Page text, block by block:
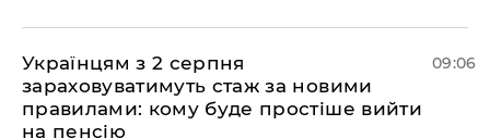
Українцям з 2 серпня
зараховуватимуть стаж за новими
правилами: кому буде простіше вийти
на пенсію
09:06